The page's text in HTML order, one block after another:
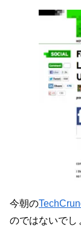
今朝の
のではないでし